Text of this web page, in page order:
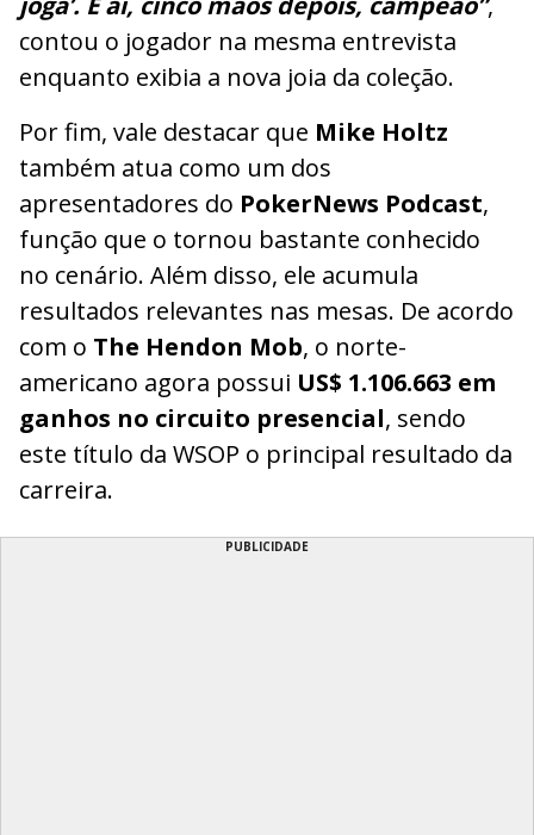
contou o jogador na mesma entrevista
enquanto exibia a nova joia da coleção.
Por fim, vale destacar que Mike Holtz
também atua como um dos
apresentadores do PokerNews Podcast,
função que o tornou bastante conhecido
no cenário. Além disso, ele acumula
resultados relevantes nas mesas. De acordo
com o The Hendon Mob, o norte-
americano agora possui US$ 1.106.663 em
ganhos no circuito presencial, sendo
este título da WSOP o principal resultado da
carreira.
PUBLICIDADE